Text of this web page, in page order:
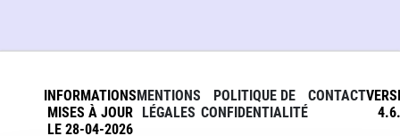
INFORMATIONS
MISES À JOUR
LE 28-04-2026
MENTIONS
LÉGALES
POLITIQUE DE
CONFIDENTIALITÉ
CONTACT